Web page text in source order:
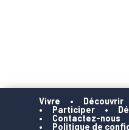
Vivre Découvrir
Participer
Contactez-nous
Politique de